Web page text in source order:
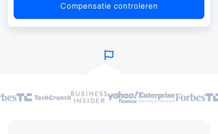
Compensatie controleren